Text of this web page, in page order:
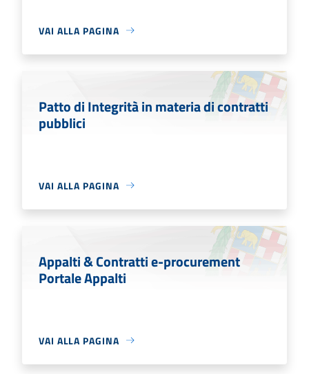
VAI ALLA PAGINA
Patto di Integrità in materia di contratti
pubblici
VAI ALLA PAGINA
Appalti & Contratti e-procurement
Portale Appalti
VAI ALLA PAGINA